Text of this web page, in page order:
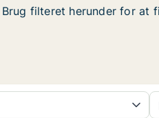
filteret herunder for at